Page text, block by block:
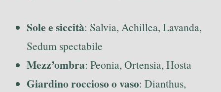
Sole e siccità: Salvia, Achillea, Lavanda,
Sedum spectabile
Mezz’ombra: Peonia, Ortensia, Hosta
Giardino roccioso o vaso: Dianthus,